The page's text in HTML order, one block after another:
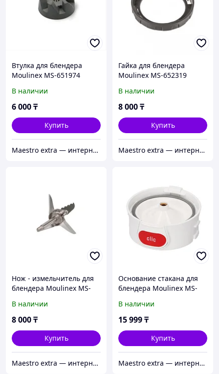
Втулка для блендера
Moulinex MS-651974
В наличии
6 000₸
Купить
Maestro extra — интернет-магазин запчастей для крупной и мелкой бытовой техники в Алматы
Гайка для блендера
Moulinex MS-652319
В наличии
8 000₸
Купить
Maestro extra — интернет-магазин запчастей для крупной и мелкой бытовой техники в Алматы
Нож - измельчитель для
блендера Moulinex MS-
В наличии
8 000₸
Купить
Maestro extra — интернет-магазин запчастей для крупной и мелкой бытовой техники в Алматы
Основание стакана для
блендера Moulinex MS-
В наличии
15 999₸
Купить
Maestro extra — интернет-магазин запчастей для крупной и мелкой бытовой техники в Алматы